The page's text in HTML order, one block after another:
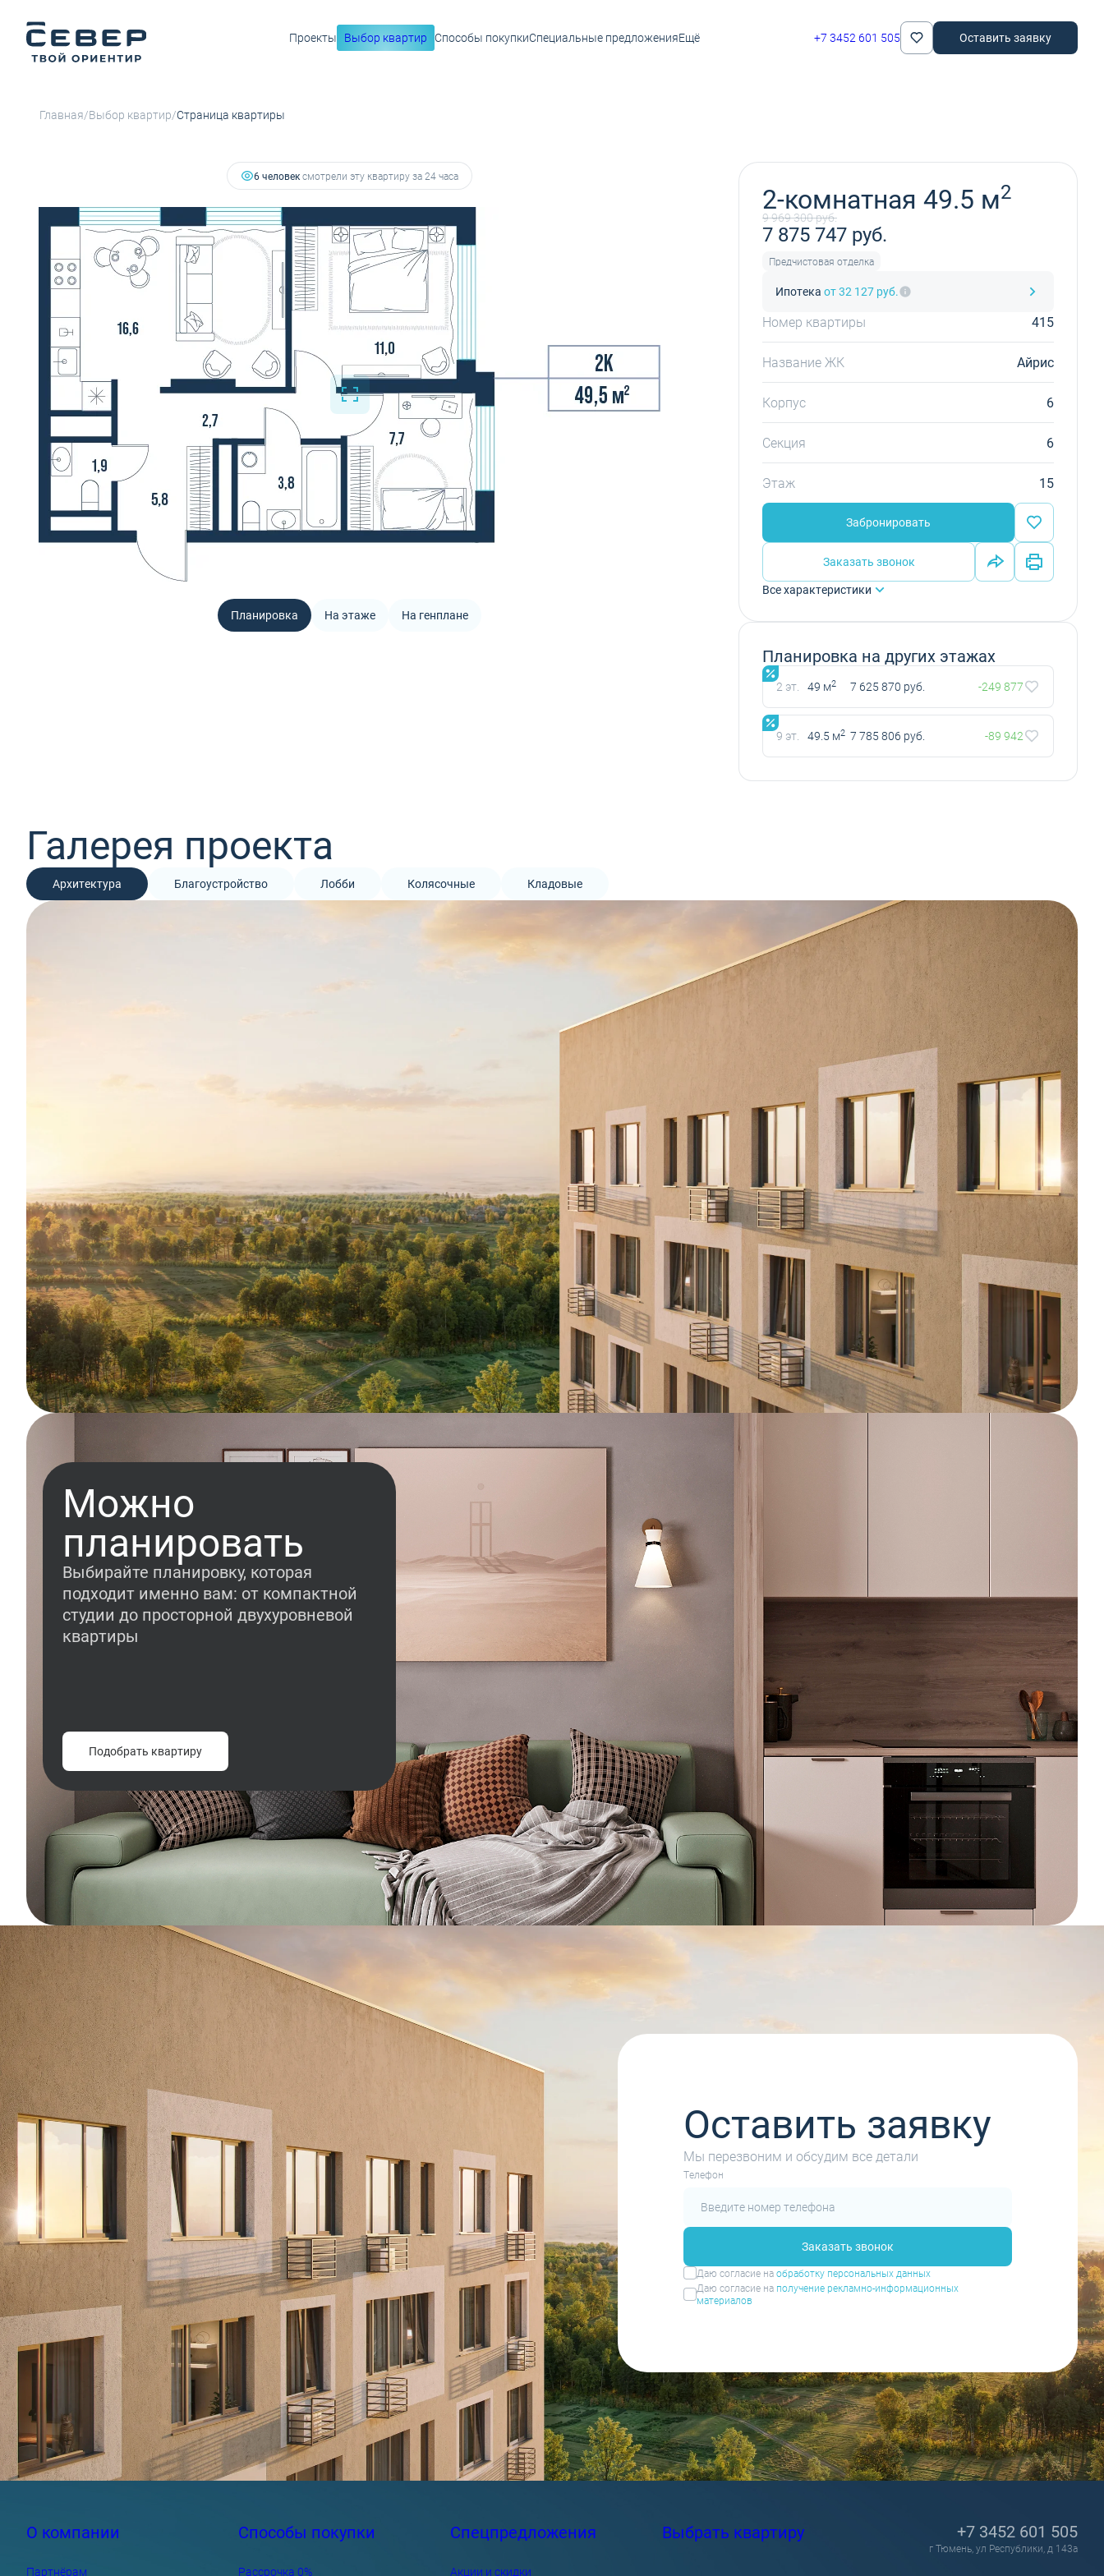
Проекты Выбор квартир Способы покупкиСпециальные предложенияЕщё +7 3452 601 505 Оставить заявку
Главная/Выбор квартир/Страница квартиры
6 человексмотрели эту квартиру за 24 часа
Планировка На этаже На генплане
2-комнатная 49.5 м2
9 969 300 руб.
7 875 747 руб.
Предчистовая отделка
Ипотека от 32 127 руб.
Номер квартиры 415
Название ЖК Айрис
Корпус 6
Секция 6
Этаж 15
Забронировать
Заказать звонок
Все характеристики
Планировка на других этажах
2 эт. 49 м2 7 625 870 руб. -249 877
9 эт. 49.5 м2 7 785 806 руб. -89 942
Галерея проекта
Архитектура Благоустройство Лобби Колясочные Кладовые
Можно
планировать
Выбирайте планировку, которая
подходит именно вам: от компактной
студии до просторной двухуровневой
квартиры
Подобрать квартиру
Оставить заявку
Мы перезвоним и обсудим все детали
Tелефон
Заказать звонок
Даю согласие наобработку персональных данных
Даю согласие на получение рекламно-информационных
материалов
О компании
Партнёрам
Способы покупки
Рассрочка 0%
Спецпредложения
Акции и скидки
Выбрать квартиру +7 3452 601 505
г Тюмень, ул Республики, д 143а